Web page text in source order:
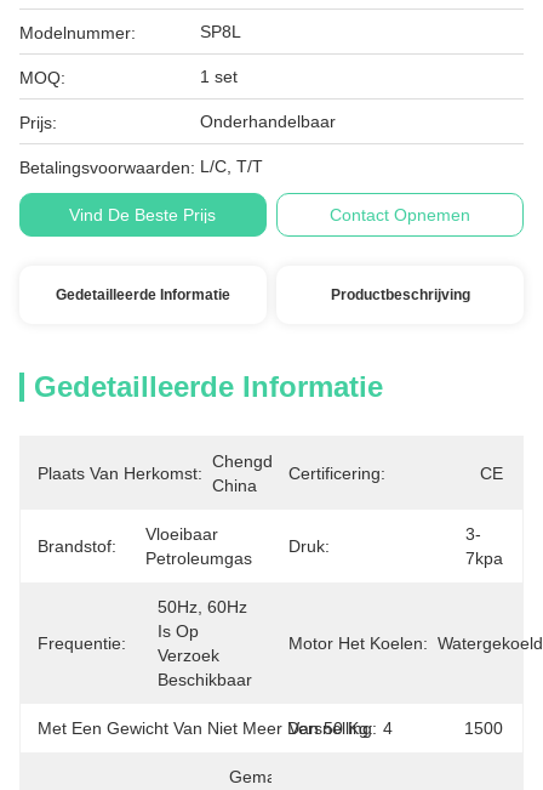
Modelnummer: SP8L
MOQ: 1 set
Prijs: Onderhandelbaar
Betalingsvoorwaarden: L/C, T/T
Vind De Beste Prijs Contact Opnemen
Gedetailleerde Informatie Productbeschrijving
Gedetailleerde Informatie
Plaats Van Herkomst:
Chengdu,
China
Certificering: CE
Brandstof:
Vloeibaar
Petroleumgas
Druk:
3-
7kpa
Frequentie:
50Hz, 60Hz
Is Op
Verzoek
Beschikbaar
Motor Het Koelen: Watergekoeld
Met Een Gewicht Van Niet Meer Dan 50 Kg: 4
Versnelling: 1500
Gemaakt